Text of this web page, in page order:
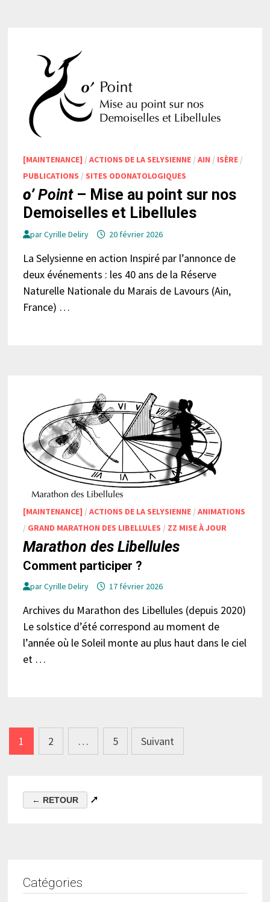
[MAINTENANCE] / ACTIONS DE LA SELYSIENNE/ AIN / ISÈRE/
PUBLICATIONS / SITES ODONATOLOGIQUES
o’Point– Mise au point sur nos
Demoiselles et Libellules
parCyrille Deliry 20 février 2026
La Selysienne en action Inspiré par l’annonce de
deux événements : les 40 ans de la Réserve
Naturelle Nationale du Marais de Lavours (Ain,
France) …
[MAINTENANCE] / ACTIONS DE LA SELYSIENNE/ ANIMATIONS
/ GRAND MARATHON DES LIBELLULES / ZZ MISE À JOUR
Marathon des Libellules
Comment participer ?
parCyrille Deliry 17 février 2026
Archives du Marathon des Libellules (depuis 2020)
Le solstice d’été correspond au moment de
l’année où le Soleil monte au plus haut dans le ciel
et …
Pagination
des
1 2 … 5 Suivant
➚
Catégories